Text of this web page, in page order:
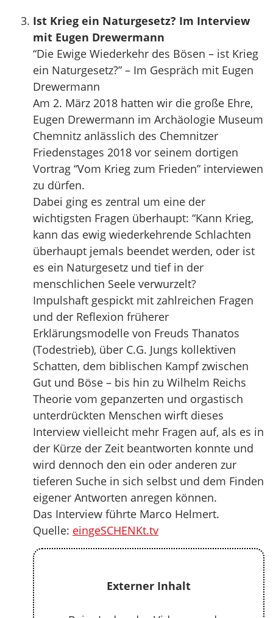
Ist Krieg ein Naturgesetz? Im Interview
mit Eugen Drewermann
“Die Ewige Wiederkehr des Bösen – ist Krieg
ein Naturgesetz?” – Im Gespräch mit Eugen
Drewermann
Am 2. März 2018 hatten wir die große Ehre,
Eugen Drewermann im Archäologie Museum
Chemnitz anlässlich des Chemnitzer
Friedenstages 2018 vor seinem dortigen
Vortrag “Vom Krieg zum Frieden” interviewen
zu dürfen.
Dabei ging es zentral um eine der
wichtigsten Fragen überhaupt: “Kann Krieg,
kann das ewig wiederkehrende Schlachten
überhaupt jemals beendet werden, oder ist
es ein Naturgesetz und tief in der
menschlichen Seele verwurzelt?
Impulshaft gespickt mit zahlreichen Fragen
und der Reflexion früherer
Erklärungsmodelle von Freuds Thanatos
(Todestrieb), über C.G. Jungs kollektiven
Schatten, dem biblischen Kampf zwischen
Gut und Böse – bis hin zu Wilhelm Reichs
Theorie vom gepanzerten und orgastisch
unterdrückten Menschen wirft dieses
Interview vielleicht mehr Fragen auf, als es in
der Kürze der Zeit beantworten konnte und
wird dennoch den ein oder anderen zur
tieferen Suche in sich selbst und dem Finden
eigener Antworten anregen können.
Das Interview führte Marco Helmert.
Quelle: eingeSCHENKt.tv
Externer Inhalt